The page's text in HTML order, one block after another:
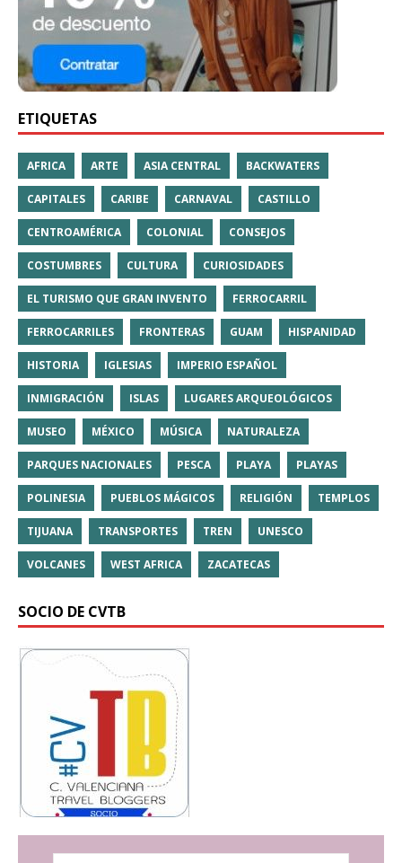
ETIQUETAS
AFRICA ARTE ASIA CENTRAL BACKWATERS
CAPITALES CARIBE CARNAVAL CASTILLO
CENTROAMÉRICA COLONIAL CONSEJOS
COSTUMBRES CULTURA CURIOSIDADES
EL TURISMO QUE GRAN INVENTO FERROCARRIL
FERROCARRILES FRONTERAS GUAM HISPANIDAD
HISTORIA IGLESIAS IMPERIO ESPAÑOL
INMIGRACIÓN ISLAS LUGARES ARQUEOLÓGICOS
MUSEO MÉXICO MÚSICA NATURALEZA
PARQUES NACIONALES PESCA PLAYA PLAYAS
POLINESIA PUEBLOS MÁGICOS RELIGIÓN TEMPLOS
TIJUANA TRANSPORTES TREN UNESCO
VOLCANES WEST AFRICA ZACATECAS
SOCIO DE CVTB